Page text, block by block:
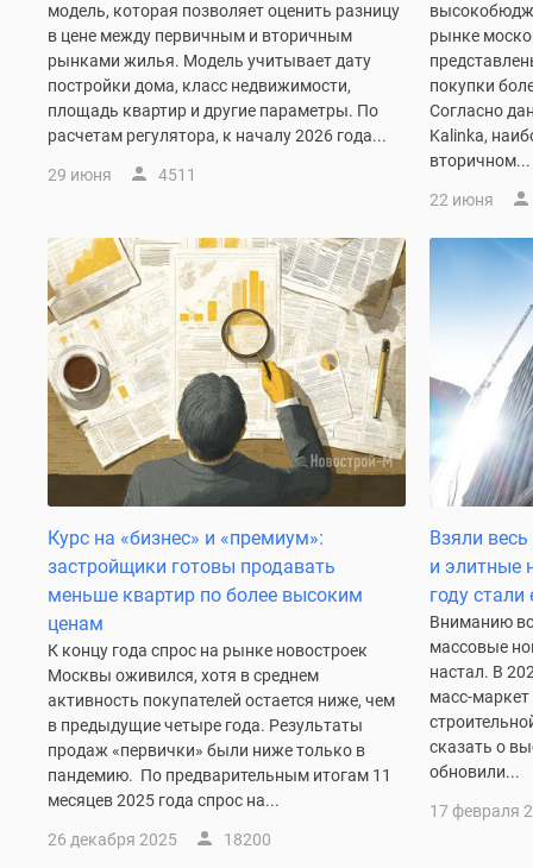
комнатные
Квартиры
Ипотечный
калькулятор
ипотека
программы
Медиа
Новости
недвижимости
Мнение
эксперта
Аналитика
рынка
новостроек
Эксперты
проекте
Контакты
Реклама
модель, которая позволяет оценить разницу
в цене между первичным и вторичным
рынками жилья. Модель учитывает дату
постройки дома, класс недвижимости,
площадь квартир и другие параметры. По
расчетам регулятора, к началу 2026 года...
29 июня 4511
рынке
покупки
Согласно
Kalinka,
вторичном...
22 июня
Курс на «бизнес» и «премиум»:
застройщики готовы продавать
меньше квартир по более высоким
ценам
К концу года спрос на рынке новостроек
Москвы оживился, хотя в среднем
активность покупателей остается ниже, чем
в предыдущие четыре года. Результаты
продаж «первички» были ниже только в
пандемию. По предварительным итогам 11
месяцев 2025 года спрос на...
26 декабря 2025 18200
Взяли
и элитные
году
Вниманию
массовые
настал. В
масс-маркет
сказать о
обновили...
17 февраля